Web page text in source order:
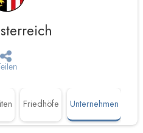
Teilen
Friedhöfe Unternehmen